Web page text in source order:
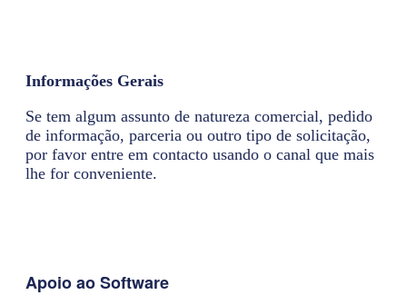
Informações Gerais
Se tem algum assunto de natureza comercial, pedido
de informação, parceria ou outro tipo de solicitação,
por favor entre em contacto usando o canal que mais
lhe for conveniente.
Apoio ao Software